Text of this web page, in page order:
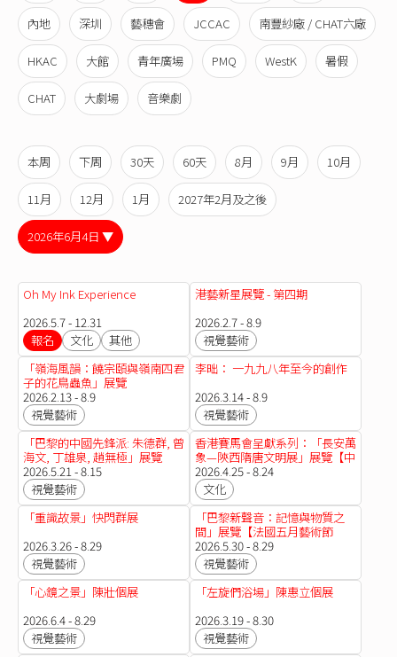
內地 深圳 藝穗會 JCCAC 南豐紗廠 / CHAT六廠
HKAC 大館 青年廣場 PMQ WestK 暑假
CHAT 大劇場 音樂劇
本周 下周 30天 60天 8月 9月 10月
11月 12月 1月 2027年2月及之後
2026年6月4日 ▼
Oh My Ink Experience
2026.5.7 - 12.31
報名
文化 其他
港藝新星展覽 - 第四期
2026.2.7 - 8.9
視覺藝術
「嶺海風韻：饒宗頤與嶺南四君
子的花鳥蟲魚​」展覽
2026.2.13 - 8.9
視覺藝術
李昢： 一九九八年至今的創作
2026.3.14 - 8.9
視覺藝術
「巴黎的中國先鋒派: 朱德群, 曾
海文, 丁雄泉, 趙無極」展覽
【法國五月藝術節2026】
2026.5.21 - 8.15
視覺藝術
香港賽馬會呈獻系列：「長安萬
象—陝西隋唐文明展」展覽【中
華文化節2026】
2026.4.25 - 8.24
文化
「重識故景」快閃群展
2026.3.26 - 8.29
視覺藝術
「巴黎新聲音：記憶與物質之
間」展覽【法國五月藝術節
2026】
2026.5.30 - 8.29
視覺藝術
「心鏡之景」陳壯個展
2026.6.4 - 8.29
視覺藝術
「左旋們浴場」陳惠立個展
2026.3.19 - 8.30
視覺藝術